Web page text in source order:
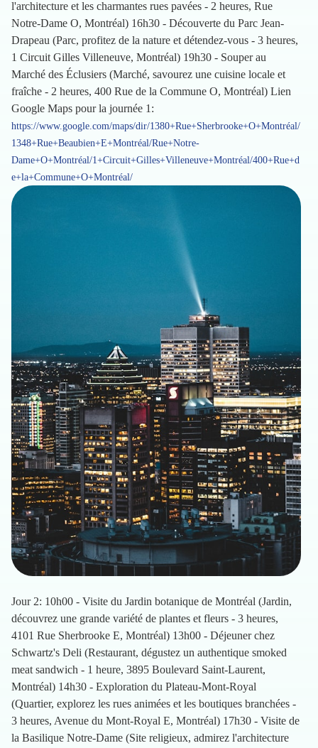
l'architecture et les charmantes rues pavées - 2 heures, Rue
Notre-Dame O, Montréal) 16h30 - Découverte du Parc Jean-
Drapeau (Parc, profitez de la nature et détendez-vous - 3 heures,
1 Circuit Gilles Villeneuve, Montréal) 19h30 - Souper au
Marché des Éclusiers (Marché, savourez une cuisine locale et
fraîche - 2 heures, 400 Rue de la Commune O, Montréal) Lien
Google Maps pour la journée 1:
https://www.google.com/maps/dir/1380+Rue+Sherbrooke+O+Montréal/
1348+Rue+Beaubien+E+Montréal/Rue+Notre-
Dame+O+Montréal/1+Circuit+Gilles+Villeneuve+Montréal/400+Rue+d
e+la+Commune+O+Montréal/
Jour 2: 10h00 - Visite du Jardin botanique de Montréal (Jardin,
découvrez une grande variété de plantes et fleurs - 3 heures,
4101 Rue Sherbrooke E, Montréal) 13h00 - Déjeuner chez
Schwartz's Deli (Restaurant, dégustez un authentique smoked
meat sandwich - 1 heure, 3895 Boulevard Saint-Laurent,
Montréal) 14h30 - Exploration du Plateau-Mont-Royal
(Quartier, explorez les rues animées et les boutiques branchées -
3 heures, Avenue du Mont-Royal E, Montréal) 17h30 - Visite de
la Basilique Notre-Dame (Site religieux, admirez l'architecture